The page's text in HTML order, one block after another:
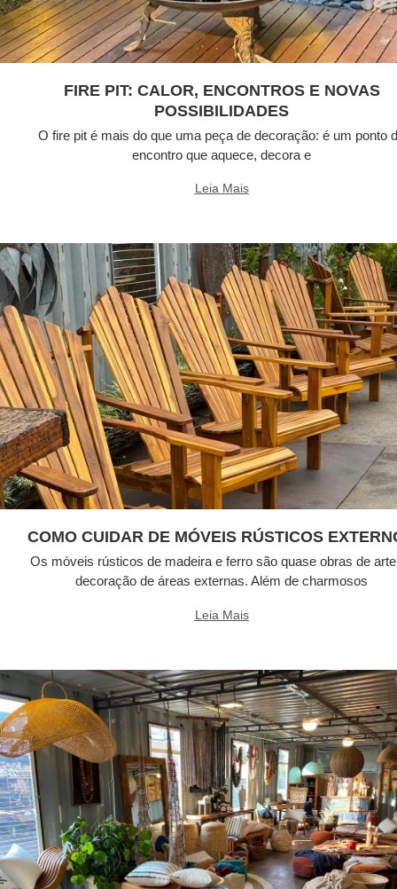
FIRE PIT: CALOR, ENCONTROS E NOVAS
POSSIBILIDADES
O fire pit é mais do que uma peça de decoração: é um ponto
encontro que aquece, decora e
Leia Mais
COMO CUIDAR DE MÓVEIS RÚSTICOS
Os móveis rústicos de madeira e ferro são quase obras de
decoração de áreas externas. Além de charmosos
Leia Mais